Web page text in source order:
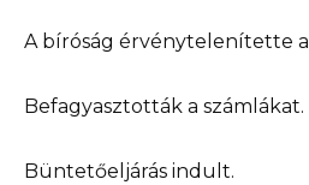
A bíróság érvénytelenítette
Befagyasztották a számlákat.
Büntetőeljárás indult.